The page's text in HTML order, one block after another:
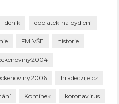
deník doplatek na bydlení
FM VŠE historie
hradeczije.cz
Komínek koronavirus